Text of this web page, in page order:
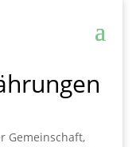
Gemeinschaft,